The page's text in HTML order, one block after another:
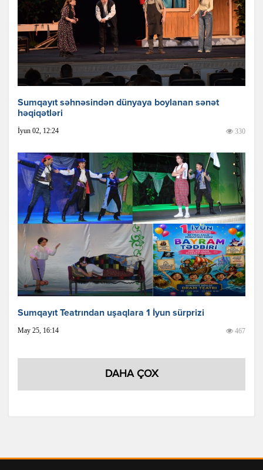
Sumqayıt səhnəsindən dünyaya boylanan sənət
həqiqətləri
İyun 02, 12:24 330
Sumqayıt Teatrından uşaqlara 1 İyun sürprizi
May 25, 16:14 467
DAHA ÇOX